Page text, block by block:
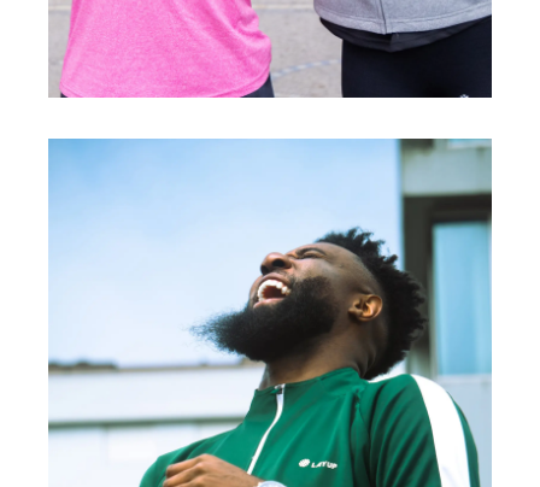
FEMME